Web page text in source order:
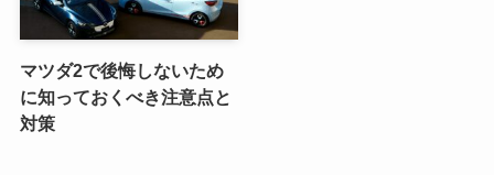
マツダ2で後悔しないため
に知っておくべき注意点と
対策